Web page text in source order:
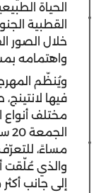
الحياة
القطبية
خلال الصور
واهتمامه
ويُنظّم
فيها
مختلف أنواع
مساءً،
والذي عُلّقت